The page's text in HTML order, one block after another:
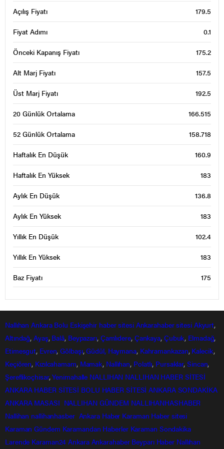
Açılış Fiyatı 179.5
Fiyat Adımı 0.1
Önceki Kapanış Fiyatı 175.2
Alt Marj Fiyatı 157.5
Üst Marj Fiyatı 192.5
20 Günlük Ortalama 166.515
52 Günlük Ortalama 158.718
Haftalık En Düşük 160.9
Haftalık En Yüksek 183
Aylık En Düşük 136.8
Aylık En Yüksek 183
Yıllık En Düşük 102.4
Yıllık En Yüksek 183
Baz Fiyatı 175
Nallıhan Ankara Bolu Eskişehir haber sitesi Ankarahabersitesi Akyurt,
Altındağ,Ayaş, Balâ, Beypazarı, Çamlıdere, Çankaya, Çubuk, Elmadağ,
Etimesgut, Evren,Gölbaşı,Güdül, Haymana, Kahramankazan, Kalecik,
Keçiören, Kızılcahamam, Mamak, Nallıhan, Polatlı, Pursaklar,Sincan,
Şereflikoçhisar,Yenimahalle NALLIHAN NALLIHAN HABER SİTESİ
ANKARA HABER SİTESİ BOLU HABER SİTESİ ANKARA SONDAKİKA
ANKARA MASASI NALLIHAN GÜNDEM NALLIHANHASHABER
Nallihan nallihanhasber Ankara Haber Karaman Haber sitesi
Karaman Gündem Karamandan Haberler Karaman Sondakika
Larende Karaman24 Ankara Ankarahaber Beyparı Haber Nallıhan